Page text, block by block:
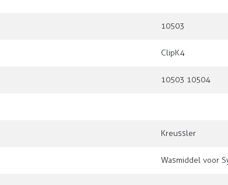
10503
ClipK4
10503 10504
Kreussler
Wasmiddel voor